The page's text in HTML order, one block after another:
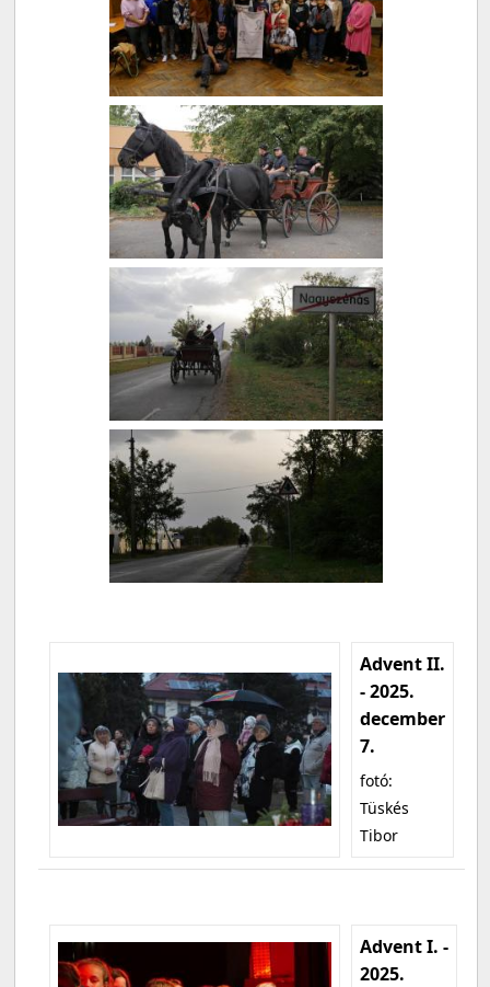
Advent II.
- 2025.
december
7.
fotó:
Tüskés
Tibor
Advent I. -
2025.